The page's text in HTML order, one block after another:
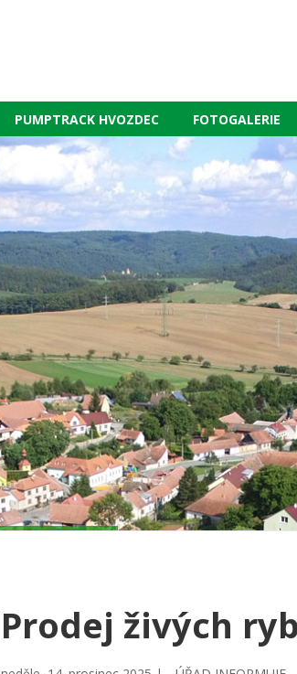
PUMPTRACK HVOZDEC FOTOGALERIE
Prodej živých